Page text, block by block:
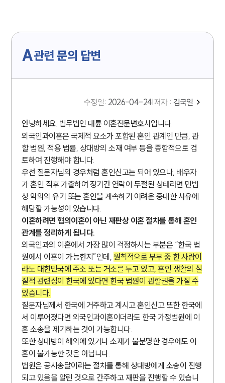
A관련 문의 답변
수정일: 2026-04-24 저자 : 김국일
안녕하세요. 법무법인 대륜 이혼전문변호사입니다.
외국인과이혼은 국제적 요소가 포함된 혼인 관계인 만큼, 관
할 법원, 적용 법률, 상대방의 소재 여부 등을 종합적으로 검
토하여 진행해야 합니다.
우선 질문자님의 경우처럼 혼인신고는 되어 있으나, 배우자
가 혼인 직후 가출하여 장기간 연락이 두절된 상태라면 민법
상 악의의 유기 또는 혼인을 계속하기 어려운 중대한 사유에
해당할 가능성이 있습니다.
이혼하려면 협의이혼이 아닌 재판상 이혼 절차를 통해 혼인
관계를 정리하게 됩니다.
외국인과의 이혼에서 가장 많이 걱정하시는 부분은 “한국 법
원에서 이혼이 가능한지”인데, 원칙적으로 부부 중 한 사람이
라도 대한민국에 주소 또는 거소를 두고 있고, 혼인 생활의 실
질적 관련성이 한국에 있다면 한국 법원이 관할권을 가질 수
있습니다.
질문자님께서 한국에 거주하고 계시고 혼인신고 또한 한국에
서 이루어졌다면 외국인과이혼이더라도 한국 가정법원에 이
혼 소송을 제기하는 것이 가능합니다.
또한 상대방이 해외에 있거나 소재가 불분명한 경우에도 이
혼이 불가능한 것은 아닙니다.
법원은 공시송달이라는 절차를 통해 상대방에게 소송이 진행
되고 있음을 알린 것으로 간주하고 재판을 진행할 수 있습니